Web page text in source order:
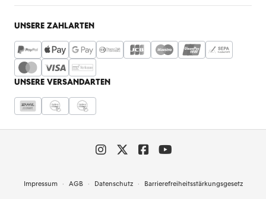
UNSERE ZAHLARTEN
UNSERE VERSANDARTEN
Impressum AGB Datenschutz Barrierefreiheitsstärkungsgesetz